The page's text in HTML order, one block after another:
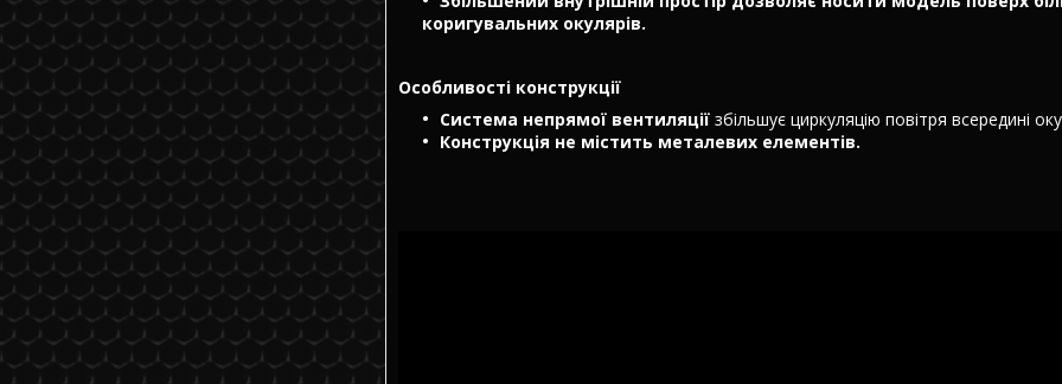
коригувальних окулярів.
Особливості конструкції
Система непрямої вентиляції збільшує циркуляцію повітря всередині
Конструкція не містить металевих елементів.